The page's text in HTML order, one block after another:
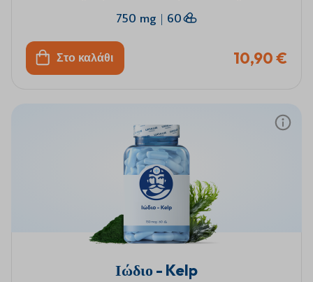
750 mg | 60
Στο καλάθι 10,90 €
Ιώδιο - Kelp